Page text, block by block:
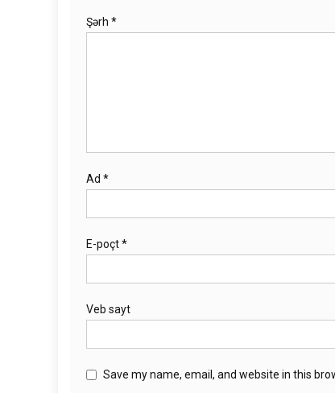
Şərh *
Ad *
E-poçt*
Veb sayt
Save my name, email, and website in this